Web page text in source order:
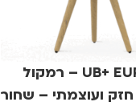
UB+ EUPHO E2 – רמקול
ועוצמתי – שחור